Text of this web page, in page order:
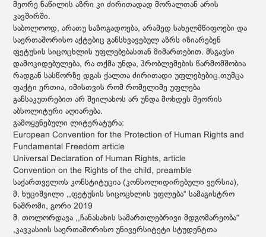
მეორე ნაწილის აზრი კი ძირითადად მორალთან არის
კავშირში.
საბოლოოდ, არათუ საზოგადოება, არამედ სახელმწიფოები და
საერთაშორისო აქტებიც განსხვავებულ აზრს იზიარებენ
ფეტუსის სიცოცხლის უფლებებასთან მიმართებით. მსგავსი
დამოკიდებულება, რა თქმა უნდა, პრობლემების წარმომშობია
რადგან სასწორზე დგას ქალთა ძირითადი უფლებებიც.თუმცა
ფაქტი ერთია, იმისთვის რომ რომელიმე უფლება
განსაკუთრებით არ შეილახოს არ უნდა მოხდეს მეორის
აბსოლიტური აღიარება.
გამოყენებული ლიტერატურა:
European Convention for the Protection of Human Rights and
Fundamental Freedom article
Universal Declaration of Human Rights, article
Convention on the Rights of the child, preamble
საქართველოს კონსტიტუცია (კონსოლიდირებული ვერსია),
მ. ხუციშვილი ,,ფეტუსის სიცოცხლის უფლება“ სამაგისტრო
ნაშრომი, გორი 2019
მ. თოლორდავა ,,ჩანასახის სამართლებრივი მდგომარეობა“
,კავკასიის საერთაშორისო უნივერსიტეტი სტუდენტთა